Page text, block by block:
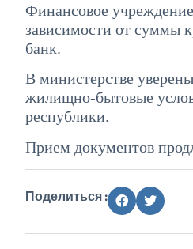
Финансовое
зависимости от суммы
банк.
В министерстве
жилищно-бытовые
республики.
Прием документов
Поделиться :